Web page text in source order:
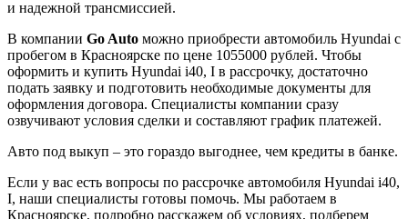
и надежной трансмиссией.
В компании Go Auto можно приобрести автомобиль Hyundai с
пробегом в Красноярске по цене 1055000 рублей. Чтобы
оформить и купить Hyundai i40, I в рассрочку, достаточно
подать заявку и подготовить необходимые документы для
оформления договора. Специалисты компании сразу
озвучивают условия сделки и составляют график платежей.
Авто под выкуп – это гораздо выгоднее, чем кредиты в банке.
Если у вас есть вопросы по рассрочке автомобиля Hyundai i40,
I, наши специалисты готовы помочь. Мы работаем в
Красноярске, подробно расскажем об условиях, подберем